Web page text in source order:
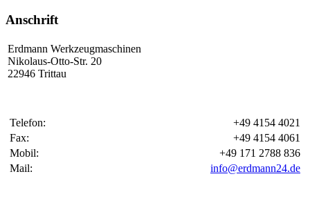
Anschrift
Erdmann Werkzeugmaschinen
Nikolaus-Otto-Str. 20
22946 Trittau
Telefon:
+49 4154 4021
Fax:
+49 4154 4061
Mobil:
+49 171 2788 836
Mail:
info@erdmann24.de